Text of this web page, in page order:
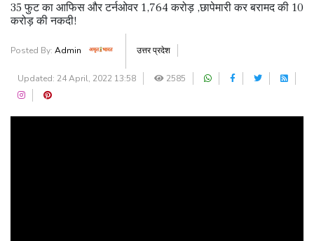
35 फुट का आफिस और टर्नओवर 1,764 करोड़ ,छापेमारी कर बरामद की 10
करोड़ की नकदी!
Posted By: Admin उत्तर प्रदेश
Updated: 24 April, 2022 13:58 2585